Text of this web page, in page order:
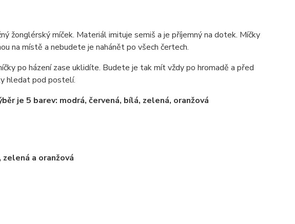
žonglérský míček. Materiál imituje semiš a je příjemný na dotek. Míčky
na místě a nebudete je nahánět po všech čertech.
po házení zase uklidíte. Budete je tak mít vždy po hromadě a před
hledat pod postelí.
je 5 barev: modrá, červená, bílá, zelená, oranžová
a oranžová